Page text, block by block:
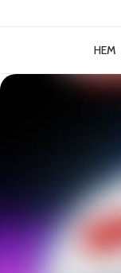
HEM